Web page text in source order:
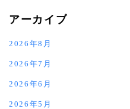
アーカイブ
2026年8月
2026年7月
2026年6月
2026年5月